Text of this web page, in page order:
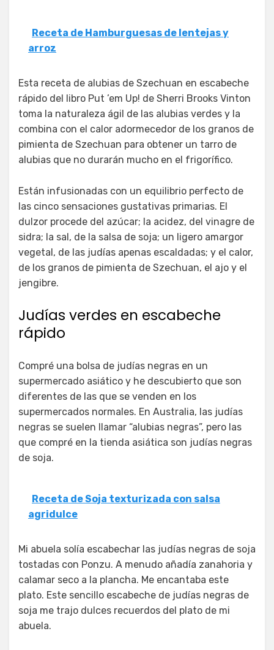
Receta de Hamburguesas de lentejas y
arroz
Esta receta de alubias de Szechuan en escabeche
rápido del libro Put ’em Up! de Sherri Brooks Vinton
toma la naturaleza ágil de las alubias verdes y la
combina con el calor adormecedor de los granos de
pimienta de Szechuan para obtener un tarro de
alubias que no durarán mucho en el frigorífico.
Están infusionadas con un equilibrio perfecto de
las cinco sensaciones gustativas primarias. El
dulzor procede del azúcar; la acidez, del vinagre de
sidra; la sal, de la salsa de soja; un ligero amargor
vegetal, de las judías apenas escaldadas; y el calor,
de los granos de pimienta de Szechuan, el ajo y el
jengibre.
Judías verdes en escabeche
rápido
Compré una bolsa de judías negras en un
supermercado asiático y he descubierto que son
diferentes de las que se venden en los
supermercados normales. En Australia, las judías
negras se suelen llamar “alubias negras”, pero las
que compré en la tienda asiática son judías negras
de soja.
Receta de Soja texturizada con salsa
agridulce
Mi abuela solía escabechar las judías negras de soja
tostadas con Ponzu. A menudo añadía zanahoria y
calamar seco a la plancha. Me encantaba este
plato. Este sencillo escabeche de judías negras de
soja me trajo dulces recuerdos del plato de mi
abuela.